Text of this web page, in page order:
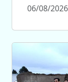
06/08/